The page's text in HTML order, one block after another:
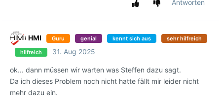
Antworten
HMI Guru genial kennt sich aus sehr hilfreich
hilfreich 31. Aug 2025
ok... dann müssen wir warten was Steffen dazu sagt.
Da ich dieses Problem noch nicht hatte fällt mir leider nicht
mehr dazu ein.